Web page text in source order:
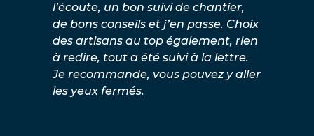
l’écoute, un bon suivi de chantier,
de bons conseils et j’en passe. Choix
des artisans au top également, rien
à redire, tout a été suivi à la lettre.
Je recommande, vous pouvez y aller
les yeux fermés.